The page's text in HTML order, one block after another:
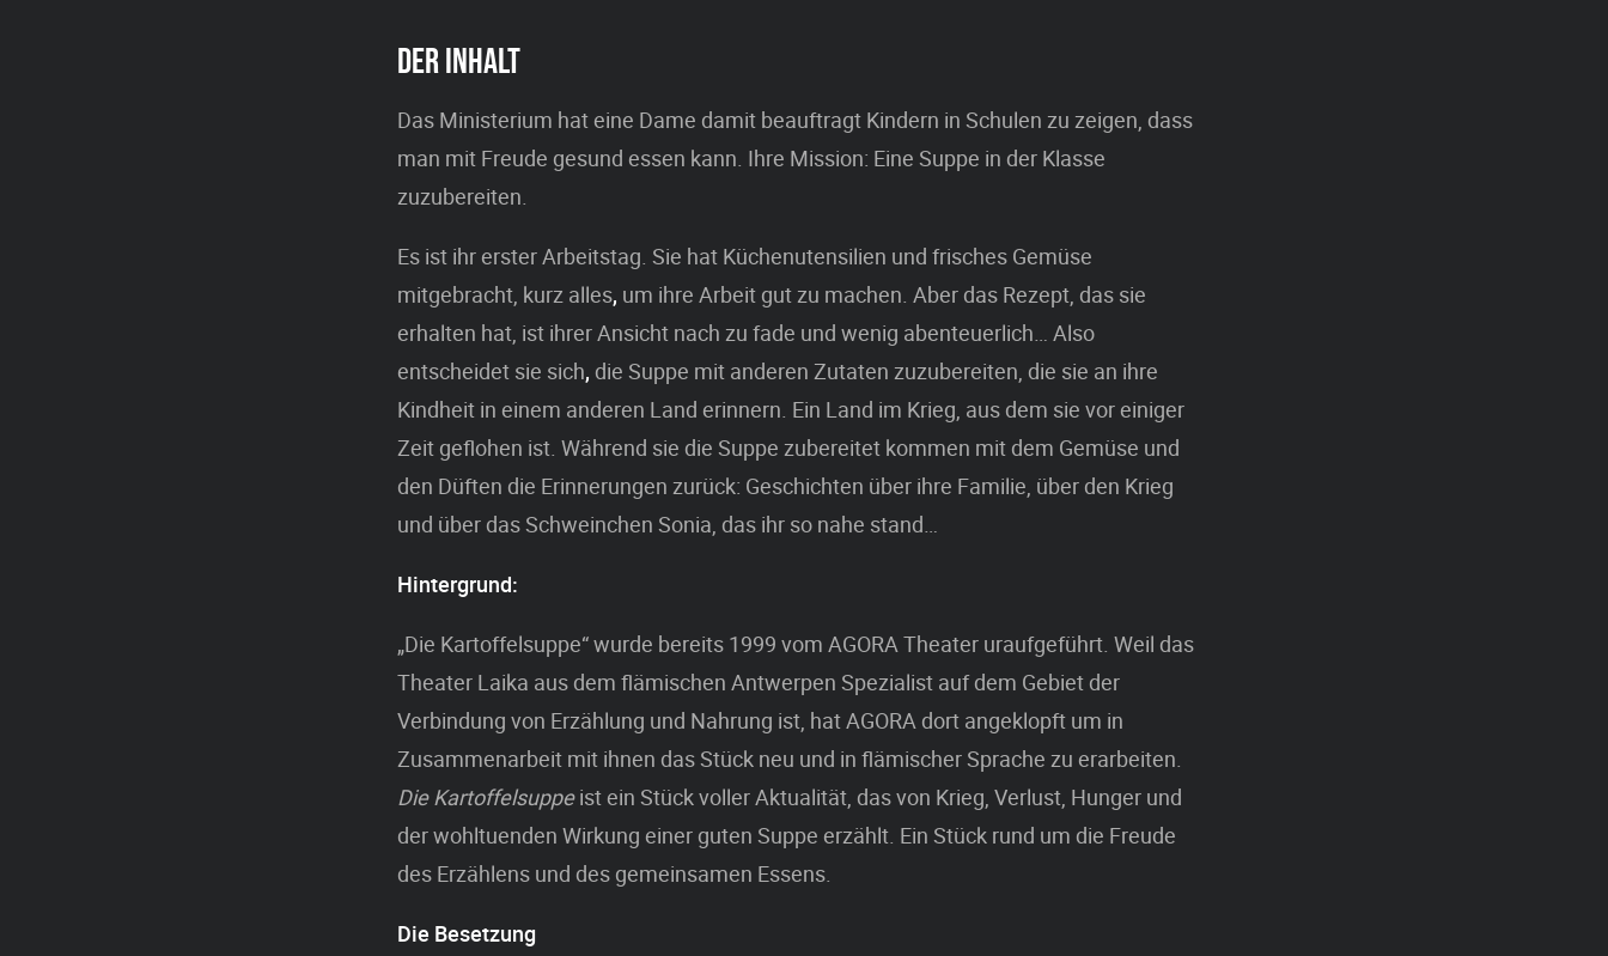
DER INHALT
Das Ministerium hat eine Dame damit beauftragt Kindern in Schulen zu zeigen, dass
man mit Freude gesund essen kann. Ihre Mission: Eine Suppe in der Klasse
zuzubereiten.
Es ist ihr erster Arbeitstag. Sie hat Küchenutensilien und frisches Gemüse
mitgebracht, kurz alles, um ihre Arbeit gut zu machen. Aber das Rezept, das sie
erhalten hat, ist ihrer Ansicht nach zu fade und wenig abenteuerlich… Also
entscheidet sie sich, die Suppe mit anderen Zutaten zuzubereiten, die sie an ihre
Kindheit in einem anderen Land erinnern. Ein Land im Krieg, aus dem sie vor einiger
Zeit geflohen ist. Während sie die Suppe zubereitet kommen mit dem Gemüse und
den Düften die Erinnerungen zurück: Geschichten über ihre Familie, über den Krieg
und über das Schweinchen Sonia, das ihr so nahe stand…
Hintergrund:
„Die Kartoffelsuppe“ wurde bereits 1999 vom AGORA Theater uraufgeführt. Weil das
Theater Laika aus dem flämischen Antwerpen Spezialist auf dem Gebiet der
Verbindung von Erzählung und Nahrung ist, hat AGORA dort angeklopft um in
Zusammenarbeit mit ihnen das Stück neu und in flämischer Sprache zu erarbeiten.
Die Kartoffelsuppeist ein Stück voller Aktualität, das von Krieg, Verlust, Hunger und
der wohltuenden Wirkung einer guten Suppe erzählt. Ein Stück rund um die Freude
des Erzählens und des gemeinsamen Essens.
Die Besetzung